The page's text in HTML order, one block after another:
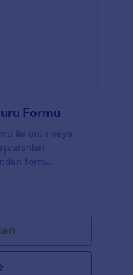
Formu
ile ürün veya
form